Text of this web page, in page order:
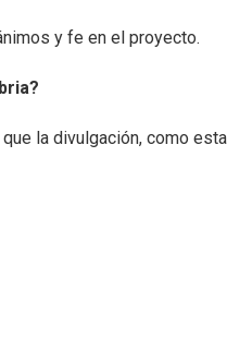
y fe en el proyecto.
la divulgación, como